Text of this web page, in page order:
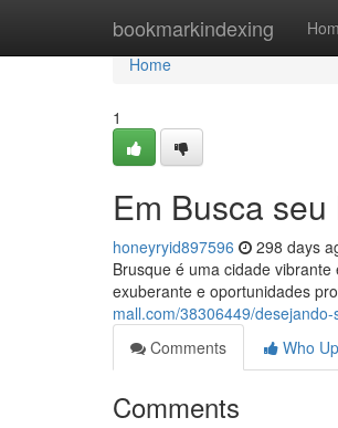
bookmarkindexing
Home
Home
1
Em Busca
honeyryid897596 298 days
Brusque é uma cidade
exuberante e oportunidades
mall.com/38306449/
Comments
Who
Comments